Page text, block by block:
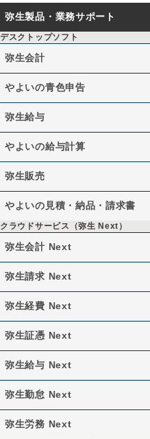
弥生製品・業務サポート
デスクトップソフト
弥生会計
やよいの青色申告
弥生給与
やよいの給与計算
弥生販売
やよいの見積・納品・請求書
クラウドサービス（弥生 Next）
弥生会計 Next
弥生請求 Next
弥生経費 Next
弥生証憑 Next
弥生給与 Next
弥生勤怠 Next
弥生労務 Next